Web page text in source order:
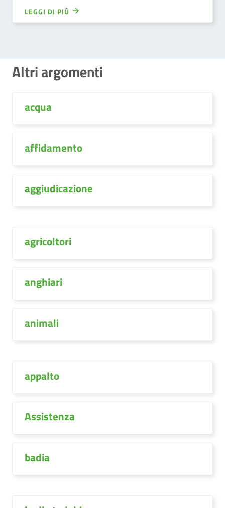
LEGGI DI PIÙ
Altri argomenti
acqua
affidamento
aggiudicazione
agricoltori
anghiari
animali
appalto
Assistenza
badia